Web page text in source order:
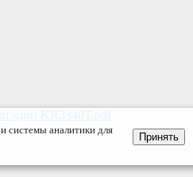
и системы аналитики для
Принять